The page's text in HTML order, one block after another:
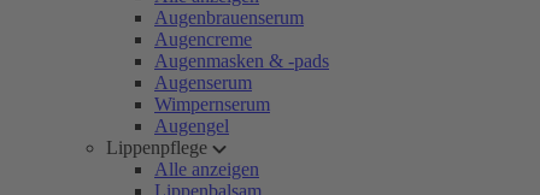
Augenbrauenserum
Augencreme
Augenmasken & -pads
Augenserum
Wimpernserum
Augengel
Lippenpflege
Alle anzeigen
Lippenbalsam